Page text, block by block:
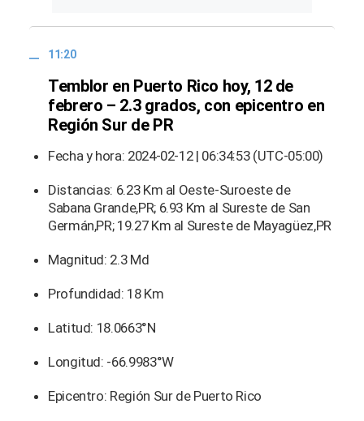
11:20
Temblor en Puerto Rico hoy, 12 de
febrero – 2.3 grados, con epicentro en
Región Sur de PR
Fecha y hora: 2024-02-12 | 06:34:53 (UTC-05:00)
Distancias: 6.23 Km al Oeste-Suroeste de
Sabana Grande,PR; 6.93 Km al Sureste de San
Germán,PR; 19.27 Km al Sureste de Mayagüez,PR
Magnitud: 2.3 Md
Profundidad: 18 Km
Latitud: 18.0663°N
Longitud: -66.9983°W
Epicentro: Región Sur de Puerto Rico